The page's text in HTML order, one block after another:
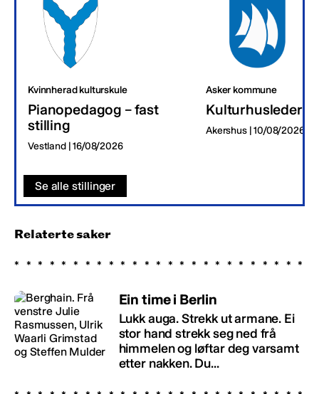
Kvinnherad kulturskule
Pianopedagog – fast
stilling
Vestland | 16/08/2026
Asker kommune
Kulturhusleder
Akershus | 10/08/2026
Se alle stillinger
Relaterte saker
Ein time i Berlin
Lukk auga. Strekk ut armane. Ei
stor hand strekk seg ned frå
himmelen og løftar deg varsamt
etter nakken. Du...